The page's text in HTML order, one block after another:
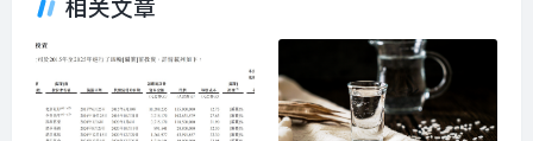
相关文章